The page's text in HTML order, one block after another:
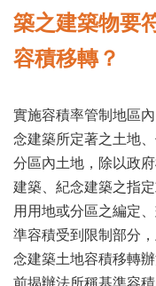
認
識
文
業
務
項
目
臺
北
藝
築之建築物要
容積移轉？
實施容積率管制地區
念建築所定著之土地
分區內土地，除以政
建築、紀念建築之指
用用地或分區之編定
準容積受到限制部分
念建築土地容積移轉
前揭辦法所稱基準容